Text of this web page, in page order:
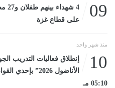
09
4
على قطاع غزة
منذ شهر واحد
10
إنطلاق فعاليات التدريب
05:10 مـ